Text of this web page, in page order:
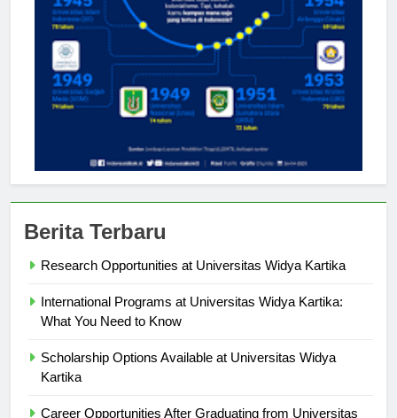
International Programs at Universitas Widya Kartika:
Scholarship Options Available at Universitas Widya